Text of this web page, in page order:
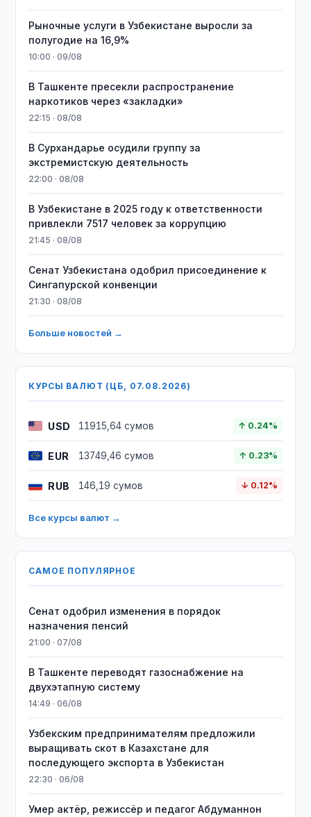
Рыночные услуги в Узбекистане выросли за
полугодие на 16,9%
10:00 · 09/08
В Ташкенте пресекли распространение
наркотиков через «закладки»
22:15 · 08/08
В Сурхандарье осудили группу за
экстремистскую деятельность
22:00 · 08/08
В Узбекистане в 2025 году к ответственности
привлекли 7517 человек за коррупцию
21:45 · 08/08
Сенат Узбекистана одобрил присоединение к
Сингапурской конвенции
21:30 · 08/08
Больше новостей →
КУРСЫ ВАЛЮТ (ЦБ, 07.08.2026)
USD 11915,64 сумов ↑ 0.24%
EUR 13749,46 сумов ↑ 0.23%
RUB 146,19 сумов ↓ 0.12%
Все курсы валют →
САМОЕ ПОПУЛЯРНОЕ
Сенат одобрил изменения в порядок
назначения пенсий
21:00 · 07/08
В Ташкенте переводят газоснабжение на
двухэтапную систему
14:49 · 06/08
Узбекским предпринимателям предложили
выращивать скот в Казахстане для
последующего экспорта в Узбекистан
22:30 · 06/08
Умер актёр, режиссёр и педагог Абдуманнон